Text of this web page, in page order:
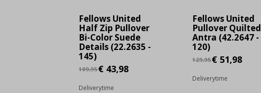
Fellows United
Half Zip Pullover
Bi-Color Suede
Details (22.2635 -
145)
109,95€ 43,98
Deliverytime
Fellows United
Pullover Quilted
Antra (42.2647 -
120)
129,95€ 51,98
Deliverytime